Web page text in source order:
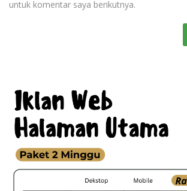
untuk komentar saya berikutnya.